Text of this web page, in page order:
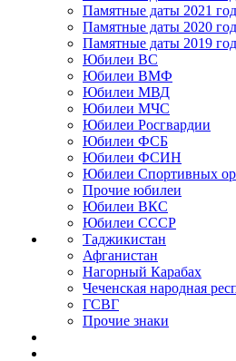
Памятные даты 2021
Памятные даты 2020
Памятные даты 2019
Юбилеи ВС
Юбилеи ВМФ
Юбилеи МВД
Юбилеи МЧС
Юбилеи Росгвардии
Юбилеи ФСБ
Юбилеи ФСИН
Юбилеи Спортивных
Прочие юбилеи
Юбилеи ВКС
Юбилеи СССР
Таджикистан
Афганистан
Нагорный Карабах
Чеченская народная
ГСВГ
Прочие знаки